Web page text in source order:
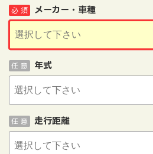
メーカー・車種
必 須
年式
任 意
走行距離
任 意